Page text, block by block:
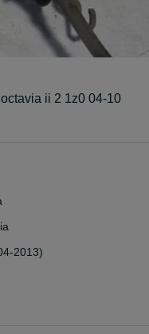
ii 2 1z0 04-10
2013)